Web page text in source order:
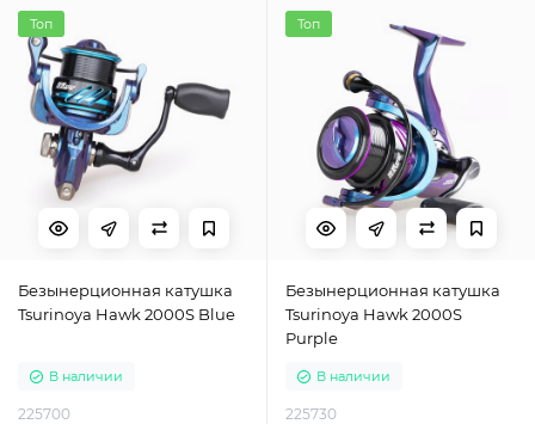
Топ
Безынерционная катушка
Tsurinoya Hawk 2000S Blue
В наличии
225700
Топ
Безынерционная катушка
Tsurinoya Hawk 2000S
Purple
В наличии
225730